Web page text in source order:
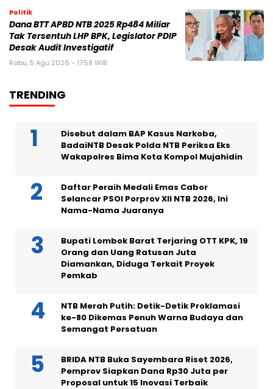
Politik
Dana BTT APBD NTB 2025 Rp484 Miliar
Tak Tersentuh LHP BPK, Legislator PDIP
Desak Audit Investigatif
Rabu, 5 Agu 2026 - 17:58 WIB
TRENDING
Disebut dalam BAP Kasus Narkoba,
BadaiNTB Desak Polda NTB Periksa Eks
Wakapolres Bima Kota Kompol Mujahidin
Daftar Peraih Medali Emas Cabor
Selancar PSOI Porprov XII NTB 2026, Ini
Nama-Nama Juaranya
Bupati Lombok Barat Terjaring OTT KPK, 19
Orang dan Uang Ratusan Juta
Diamankan, Diduga Terkait Proyek
Pemkab
NTB Merah Putih: Detik-Detik Proklamasi
ke-80 Dikemas Penuh Warna Budaya dan
Semangat Persatuan
BRIDA NTB Buka Sayembara Riset 2026,
Pemprov Siapkan Dana Rp30 Juta per
Proposal untuk 15 Inovasi Terbaik